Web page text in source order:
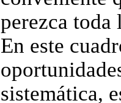
perezca
En este
sistemática,